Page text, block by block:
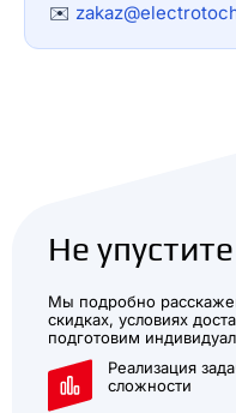
✉️
Не
Мы подробно
скидках, условиях
подготовим
Реализация
сложности